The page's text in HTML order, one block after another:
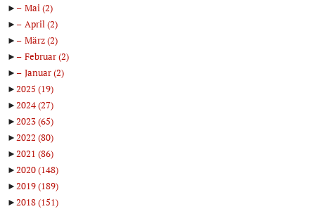
►
Mai(2)
►
April(2)
►
März(2)
►
Februar(2)
►
Januar(2)
►2025 (19)
►2024(27)
►2023(65)
►2022 (80)
►2021 (86)
►2020(148)
►2019(189)
►2018(151)